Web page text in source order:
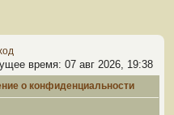
время: 07 авг 2026, 19:38
о конфиденциальности